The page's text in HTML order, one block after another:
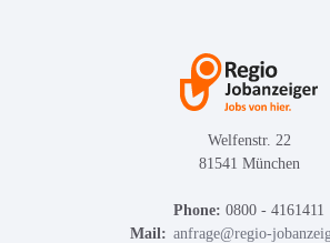
Welfenstr. 22
81541 München
Phone: 0800 - 4161411
Mail: anfrage@regio-